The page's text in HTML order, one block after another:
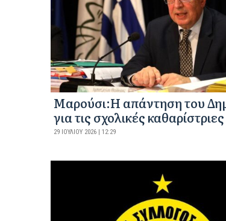
Μαρούσι:Η απάντηση του
για τις σχολικές καθαρίστριες
29 ΙΟΥΛΊΟΥ 2026 | 12:29